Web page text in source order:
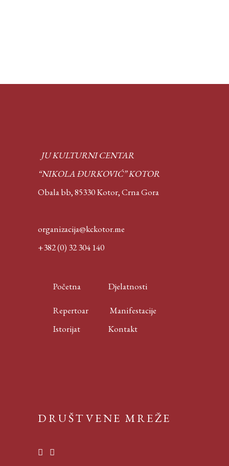
JU KULTURNI CENTAR
“NIKOLA ĐURKOVIĆ” KOTOR
Obala bb, 85330 Kotor,Crna Gora
organizacija@kckotor.me
+382 (0) 32 304 140
Početna Djelatnosti
Repertoar
Manifestacije
Istorijat
Kontakt
DRUŠTVENE MREŽE